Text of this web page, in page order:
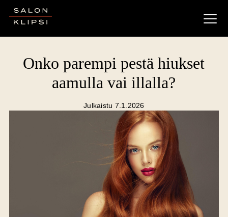
Salon Klipsi
Onko parempi pestä hiukset
aamulla vai illalla?
Julkaistu 7.1.2026